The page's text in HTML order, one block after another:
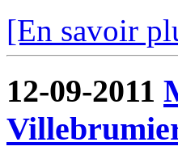
[En savoir
12-09-2011